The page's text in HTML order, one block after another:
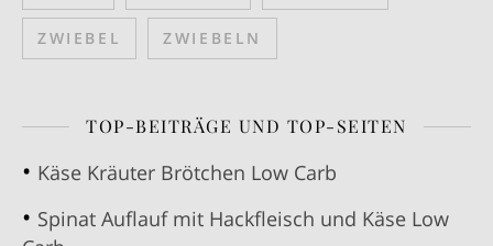
ZWIEBEL ZWIEBELN
TOP-BEITRÄGE UND TOP-SEITEN
Käse Kräuter Brötchen Low Carb
Spinat Auflauf mit Hackfleisch und Käse Low